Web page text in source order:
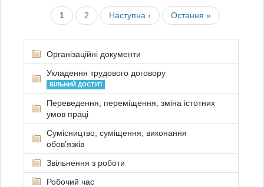
1 2 Наступна › Остання »
Організаційні документи
Укладення трудового договору
ВІЛЬНИЙ ДОСТУП
Переведення, переміщення, зміна істотних
умов праці
Сумісництво, суміщення, виконання
обов’язків
Звільнення з роботи
Робочий час